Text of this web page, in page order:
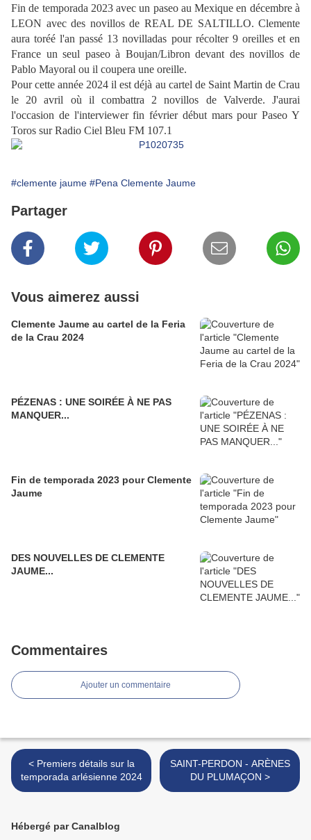
Fin de temporada 2023 avec un paseo au Mexique en décembre à
LEON avec des novillos de REAL DE SALTILLO. Clemente
aura toréé l'an passé 13 novilladas pour récolter 9 oreilles et en
France un seul paseo à Boujan/Libron devant des novillos de
Pablo Mayoral ou il coupera une oreille.
Pour cette année 2024 il est déjà au cartel de Saint Martin de Crau
le 20 avril où il combattra 2 novillos de Valverde. J'aurai
l'occasion de l'interviewerfin février début mars pour Paseo Y
Toros sur Radio Ciel Bleu FM 107.1
#clemente jaume #Pena Clemente Jaume
Partager
Vous aimerez aussi
Clemente Jaume au cartel de la Feria
de la Crau 2024
PÉZENAS : UNE SOIRÉE À NE PAS
MANQUER...
Fin de temporada 2023 pour Clemente
Jaume
DES NOUVELLES DE CLEMENTE
JAUME...
Commentaires
Ajouter un commentaire
< Premiers détails sur la
temporada arlésienne 2024
SAINT-PERDON - ARÈNES
DU PLUMAÇON >
Hébergé par Canalblog